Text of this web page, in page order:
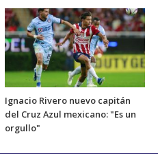
Ignacio Rivero nuevo capitán
del Cruz Azul mexicano: "Es un
orgullo"